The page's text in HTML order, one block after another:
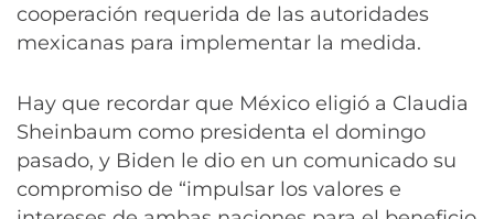
cooperación requerida de las autoridades
mexicanas para implementar la medida.
Hay que recordar que México eligió a Claudia
Sheinbaum como presidenta el domingo
pasado, y Biden le dio en un comunicado su
compromiso de “impulsar los valores e